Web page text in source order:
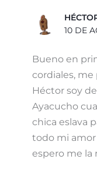
10 DE
Bueno en
cordiales,
Héctor soy
Ayacucho
chica eslava
todo mi amor
espero me la